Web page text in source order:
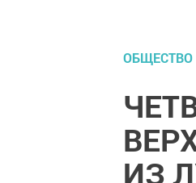
ОБЩЕСТВО
ИЗ